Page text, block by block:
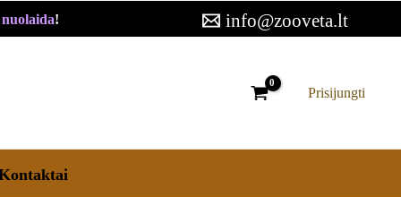
! info@zooveta.lt
Prisijungti
through